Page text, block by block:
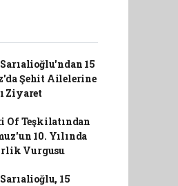
15
Şehit Ailelerine
Ziyaret
Of Teşkilatından
10. Yılında
Vurgusu
15